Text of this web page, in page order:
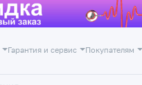
Гарантия и сервис Покупателям